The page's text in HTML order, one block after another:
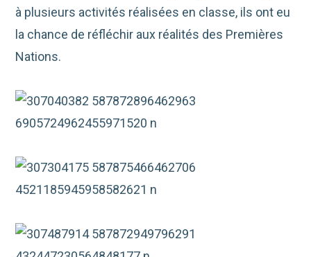
à plusieurs activités réalisées en classe, ils ont eu
la chance de réfléchir aux réalités des Premières
Nations.